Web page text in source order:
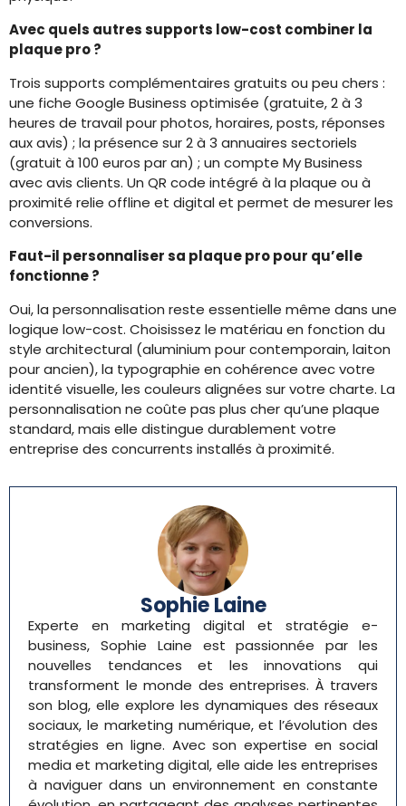
Avec quels autres supports low-cost combiner la
plaque pro ?
Trois supports complémentaires gratuits ou peu chers :
une fiche Google Business optimisée (gratuite, 2 à 3
heures de travail pour photos, horaires, posts, réponses
aux avis) ; la présence sur 2 à 3 annuaires sectoriels
(gratuit à 100 euros par an) ; un compte My Business
avec avis clients. Un QR code intégré à la plaque ou à
proximité relie offline et digital et permet de mesurer les
conversions.
Faut-il personnaliser sa plaque pro pour qu’elle
fonctionne ?
Oui, la personnalisation reste essentielle même dans une
logique low-cost. Choisissez le matériau en fonction du
style architectural (aluminium pour contemporain, laiton
pour ancien), la typographie en cohérence avec votre
identité visuelle, les couleurs alignées sur votre charte. La
personnalisation ne coûte pas plus cher qu’une plaque
standard, mais elle distingue durablement votre
entreprise des concurrents installés à proximité.
Sophie Laine
Experte en marketing digital et stratégie e-
business, Sophie Laine est passionnée par les
nouvelles tendances et les innovations qui
transforment le monde des entreprises. À travers
son blog, elle explore les dynamiques des réseaux
sociaux, le marketing numérique, et l’évolution des
stratégies en ligne. Avec son expertise en social
media et marketing digital, elle aide les entreprises
à naviguer dans un environnement en constante